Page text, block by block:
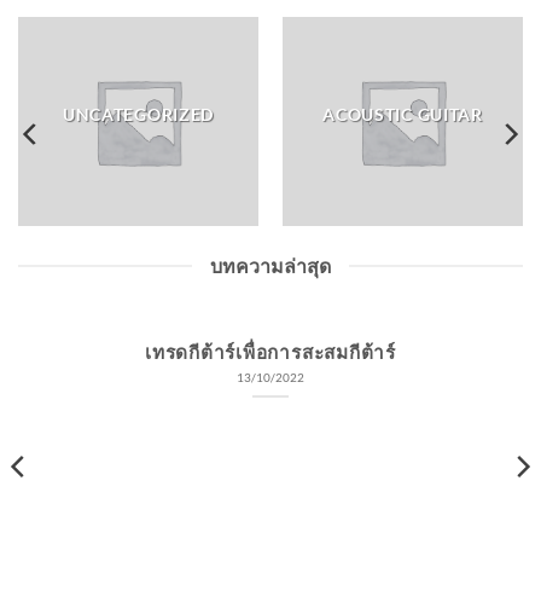
UNCATEGORIZED ACOUSTIC GUITAR
บทความล่าสุด
เทรดกีต้าร์เพื่อการสะสมกีต้าร์
13/10/2022